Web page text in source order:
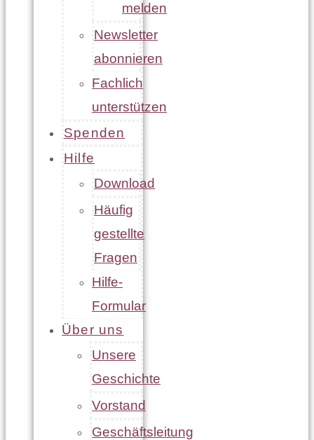
melden
Newsletter
abonnieren
Fachlich
unterstützen
Spenden
Hilfe
Download
Häufig
gestellte
Fragen
Hilfe-
Formular
Über uns
Unsere
Geschichte
Vorstand
Geschäftsleitung